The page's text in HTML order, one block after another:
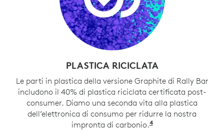
PLASTICA RICICLATA
Le parti in plastica della versione Graphite di Rally Bar
includono il 40% di plastica riciclata certificata post-
consumer. Diamo una seconda vita alla plastica
dell’elettronica di consumo per ridurre la nostra
impronta di carbonio.4Sono esclusi i